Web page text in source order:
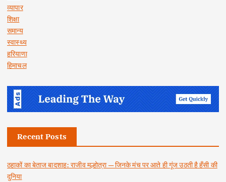
व्यापार
शिक्षा
समान्य
स्वास्थ्य
हरियाणा
हिमाचल
Recent Posts
ठहाकों का बेताज बादशाह: राजीव मल्होत्रा — जिनके मंच पर आते ही गूंज उठती है हँसी की
दुनिया